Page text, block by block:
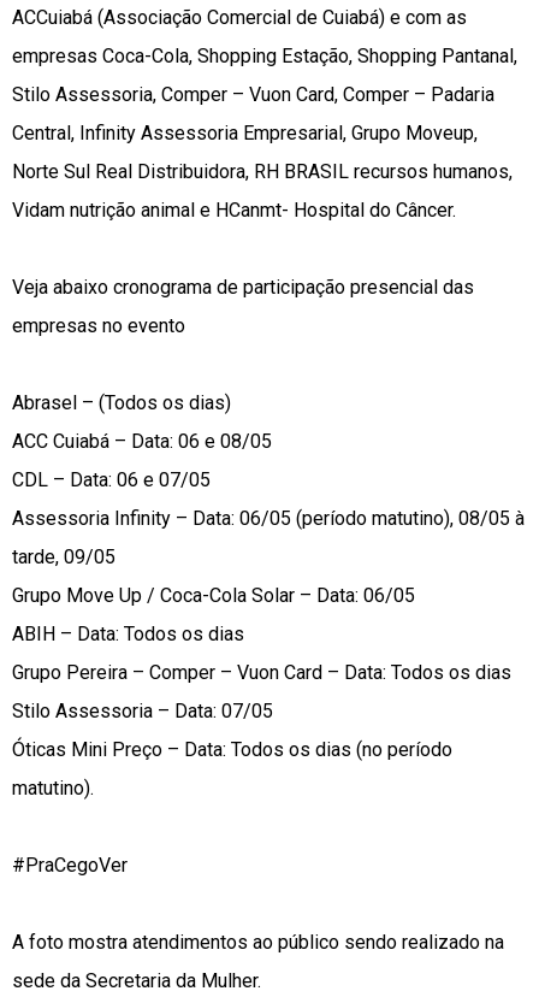
ACCuiabá (Associação Comercial de Cuiabá) e com as
empresas Coca-Cola, Shopping Estação, Shopping Pantanal,
Stilo Assessoria, Comper – Vuon Card, Comper – Padaria
Central, Infinity Assessoria Empresarial, Grupo Moveup,
Norte Sul Real Distribuidora, RH BRASIL recursos humanos,
Vidam nutrição animal e HCanmt- Hospital do Câncer.
Veja abaixo cronograma de participação presencial das
empresas no evento
Abrasel – (Todos os dias)
ACC Cuiabá – Data: 06 e 08/05
CDL – Data: 06 e 07/05
Assessoria Infinity – Data: 06/05 (período matutino), 08/05 à
tarde, 09/05
Grupo Move Up / Coca-Cola Solar – Data: 06/05
ABIH – Data: Todos os dias
Grupo Pereira – Comper – Vuon Card – Data: Todos os dias
Stilo Assessoria – Data: 07/05
Óticas Mini Preço – Data: Todos os dias (no período
matutino).
#PraCegoVer
A foto mostra atendimentos ao público sendo realizado na
sede da Secretaria da Mulher.